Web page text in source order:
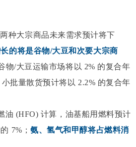
种大宗商品未来需求预计将下
的将是谷物/大豆和次要大宗商
物/大豆运输市场将以 2% 的复合年
批量散货预计将以 2.2% 的复合年
油 (HFO) 计算，油基船用燃料预计
7%；氨、氢气和甲醇将占燃料消